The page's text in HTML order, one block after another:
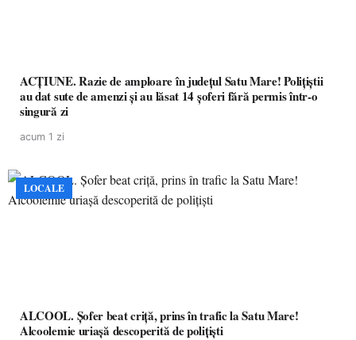
ACȚIUNE. Razie de amploare în județul Satu Mare! Polițiștii
au dat sute de amenzi și au lăsat 14 șoferi fără permis într-o
singură zi
acum 1 zi
LOCALE
ALCOOL. Șofer beat criță, prins în trafic la Satu Mare!
Alcoolemie uriașă descoperită de polițiști